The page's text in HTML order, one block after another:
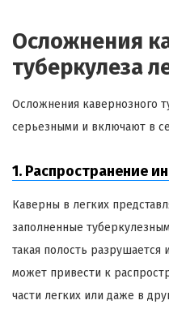
Осложнения
туберкулеза
Осложнения кавернозного
серьезными и включают в
1. Распространение
Каверны в легких
заполненные
такая полость разрушается
может привести к
части легких или даже в